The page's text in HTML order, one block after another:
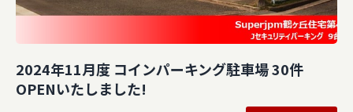
2024年11月度 コインパーキング駐車場 30件
OPENいたしました!